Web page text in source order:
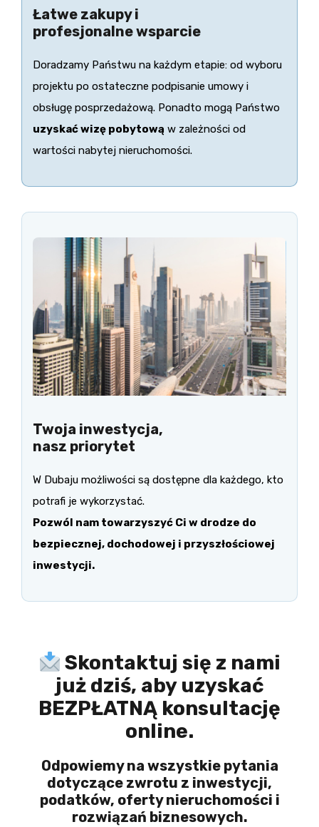
Łatwe zakupy i
profesjonalne wsparcie
Doradzamy Państwu na każdym etapie: od wyboru
projektu po ostateczne podpisanie umowy i
obsługę posprzedażową. Ponadto mogą Państwo
uzyskać wizę pobytową w zależności od
wartości nabytej nieruchomości.
Twoja inwestycja,
nasz priorytet
W Dubaju możliwości są dostępne dla każdego, kto
potrafi je wykorzystać.
Pozwól nam towarzyszyć Ci w drodze do
bezpiecznej, dochodowej i przyszłościowej
inwestycji.
Skontaktuj się z nami
już dziś, aby uzyskać
BEZPŁATNĄ konsultację
online.
Odpowiemy na wszystkie pytania
dotyczące zwrotu z inwestycji,
podatków, oferty nieruchomości i
rozwiązań biznesowych.